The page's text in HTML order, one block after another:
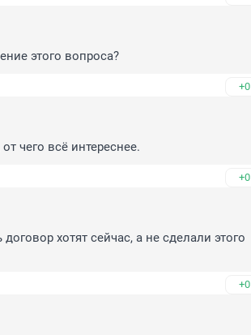
этого вопроса?
+0
чего всё интереснее.
+0
хотят сейчас, а не сделали этого
+0